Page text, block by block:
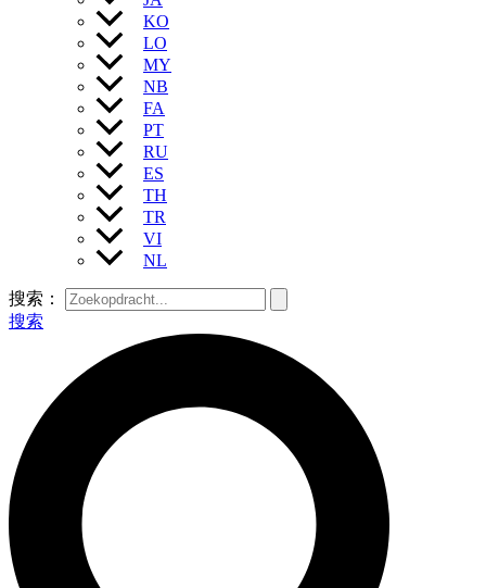
KO
LO
MY
NB
FA
PT
RU
ES
TH
TR
VI
NL
搜索：
搜索